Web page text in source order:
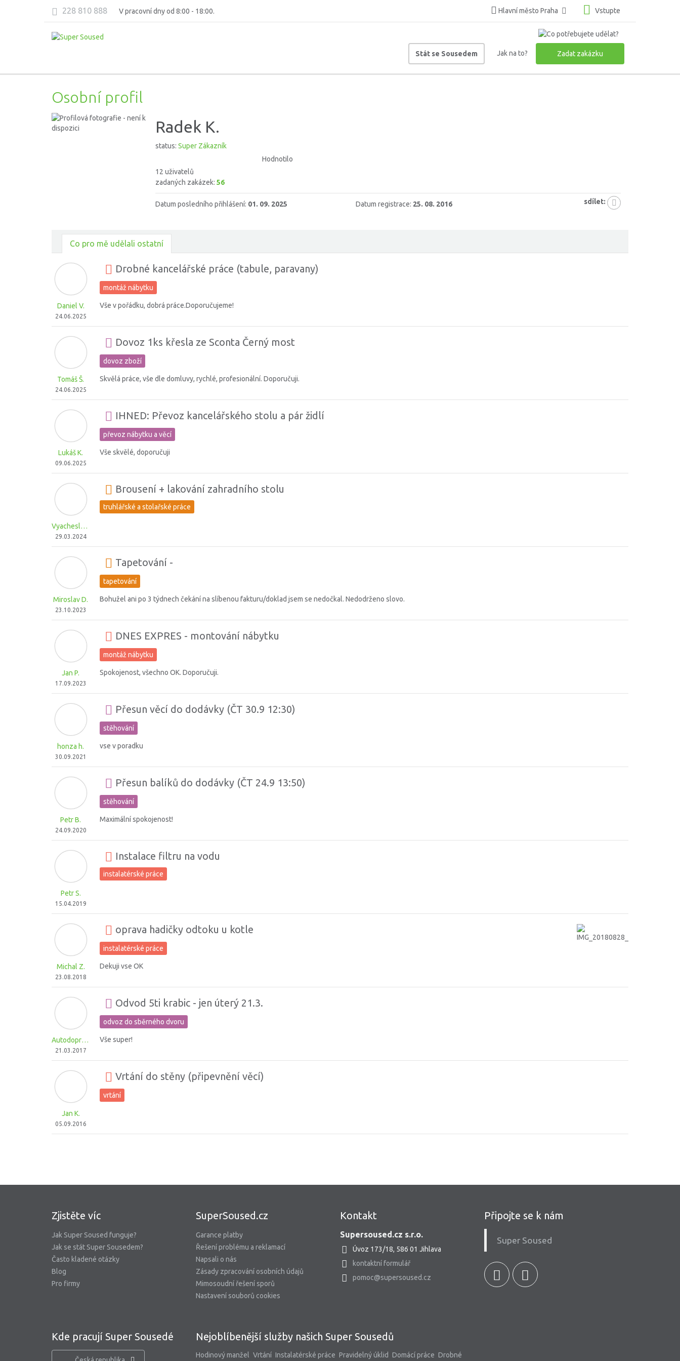
228 810 888 V pracovní dny od 8:00 - 18:00. Hlavní město Praha Vstupte
Stát se Sousedem Jak na to? Zadat zakázku
Osobní profil
Radek K.
status: Super Zákazník
Hodnotilo
12 uživatelů
zadaných zakázek: 56
Datum posledního přihlášení: 01. 09. 2025 Datum registrace: 25. 08. 2016 sdílet:
Co pro mě udělali ostatní
Daniel V.
24.06.2025
Drobné kancelářské práce (tabule, paravany)
montáž nábytku
Vše v pořádku, dobrá práce.Doporučujeme!
Tomáš Š.
24.06.2025
Dovoz 1ks křesla ze Sconta Černý most
dovoz zboží
Skvělá práce, vše dle domluvy, rychlé, profesionální. Doporučuji.
Lukáš K.
09.06.2025
IHNED: Převoz kancelářského stolu a pár židlí
převoz nábytku a věcí
Vše skvělé, doporučuji
Vyacheslav S.
29.03.2024
Brousení + lakování zahradního stolu
truhlářské a stolařské práce
Miroslav D.
23.10.2023
Tapetování -
tapetování
Bohužel ani po 3 týdnech čekání na slíbenou fakturu/doklad jsem se nedočkal. Nedodrženo slovo.
Jan P.
17.09.2023
DNES EXPRES - montování nábytku
montáž nábytku
Spokojenost, všechno OK. Doporučuji.
honza h.
30.09.2021
Přesun věcí do dodávky (ČT 30.9 12:30)
stěhování
vse v poradku
Petr B.
24.09.2020
Přesun balíků do dodávky (ČT 24.9 13:50)
stěhování
Maximální spokojenost!
Petr S.
15.04.2019
Instalace filtru na vodu
instalatérské práce
Michal Z.
23.08.2018
oprava hadičky odtoku u kotle
instalatérské práce
Dekuji vse OK
Autodoprava H.
21.03.2017
Odvod 5ti krabic - jen úterý 21.3.
odvoz do sběrného dvoru
Vše super!
Jan K.
05.09.2016
Vrtání do stěny (připevnění věcí)
vrtání
Zjistěte víc
Jak Super Soused funguje?
Jak se stát Super Sousedem?
Často kladené otázky
Blog
Pro firmy
SuperSoused.cz
Garance platby
Řešení problému a reklamací
Napsali o nás
Zásady zpracování osobních údajů
Mimosoudní řešení sporů
Nastavení souborů cookies
Kontakt
Supersoused.cz s.r.o.
Úvoz 173/18, 586 01 Jihlava
kontaktní formulář
pomoc@supersoused.cz
Kde pracují Super Sousedé Nejoblíbenější služby našich Super Sousedů
Hodinový manžel Vrtání Instalatérské práce Pravidelný úklid Domácí práce Drobné
Připojte se k nám
Super Soused